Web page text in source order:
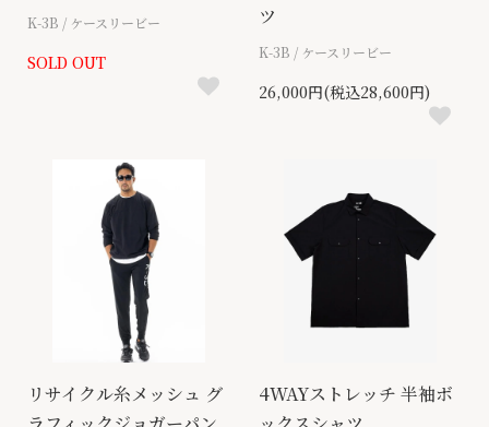
K-3B / ケースリービー
SOLD OUT
ツ
K-3B / ケースリービー
26,000円(税込28,600円)
リサイクル糸メッシュ グ
4WAYストレッチ 半袖ボ